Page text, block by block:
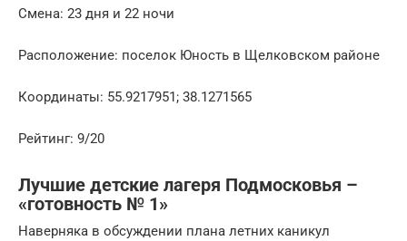
Смена: 23 дня и 22 ночи
Расположение: поселок Юность в Щелковском районе
Координаты: 55.9217951; 38.1271565
Рейтинг: 9/20
Лучшие детские лагеря Подмосковья –
«готовность № 1»
Наверняка в обсуждении плана летних каникул